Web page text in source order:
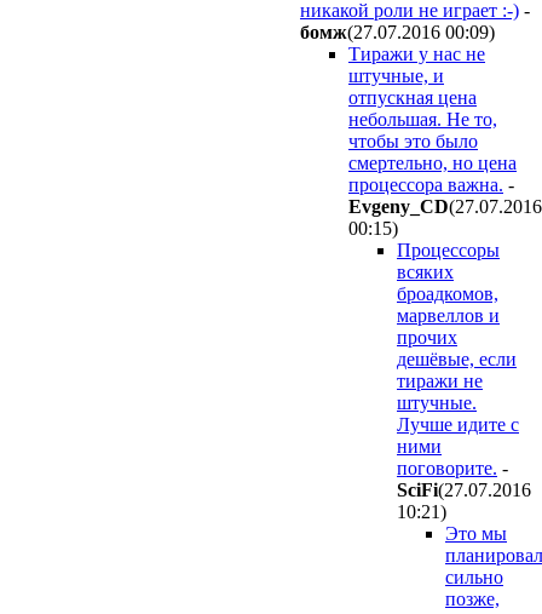
никакой роли не играет :-) -
бомж(27.07.2016 00:09)
Тиражи у нас не
штучные, и
отпускная цена
небольшая. Не то,
чтобы это было
смертельно, но цена
процессора важна. -
Evgeny_CD(27.07.2016
00:15)
Процессоры
всяких
броадкомов,
марвеллов и
прочих
дешёвые, если
тиражи не
штучные.
Лучше идите с
ними
поговорите. -
SciFi(27.07.2016
10:21)
Это мы
сильно
позже,